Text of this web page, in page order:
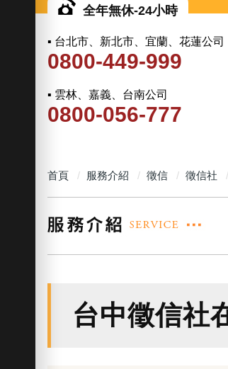
全年無休-24小時
▪ 台北市、新北市、宜蘭、花蓮公司
0800-449-999
▪ 雲林、嘉義、台南公司
0800-056-777
首頁 服務介紹 徵信 徵信社
台中徵信社